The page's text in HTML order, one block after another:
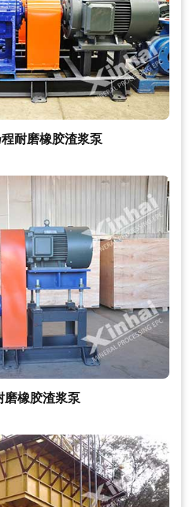
耐磨橡胶渣浆泵
磨橡胶渣浆泵